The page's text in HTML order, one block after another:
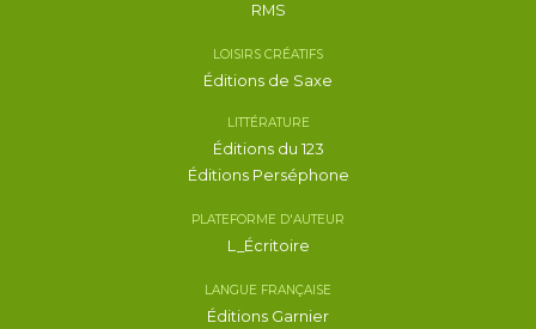
RMS
LOISIRS CRÉATIFS
Éditions de Saxe
LITTÉRATURE
Éditions du 123
Éditions Perséphone
PLATEFORME D'AUTEUR
L_Écritoire
LANGUE FRANÇAISE
Éditions Garnier